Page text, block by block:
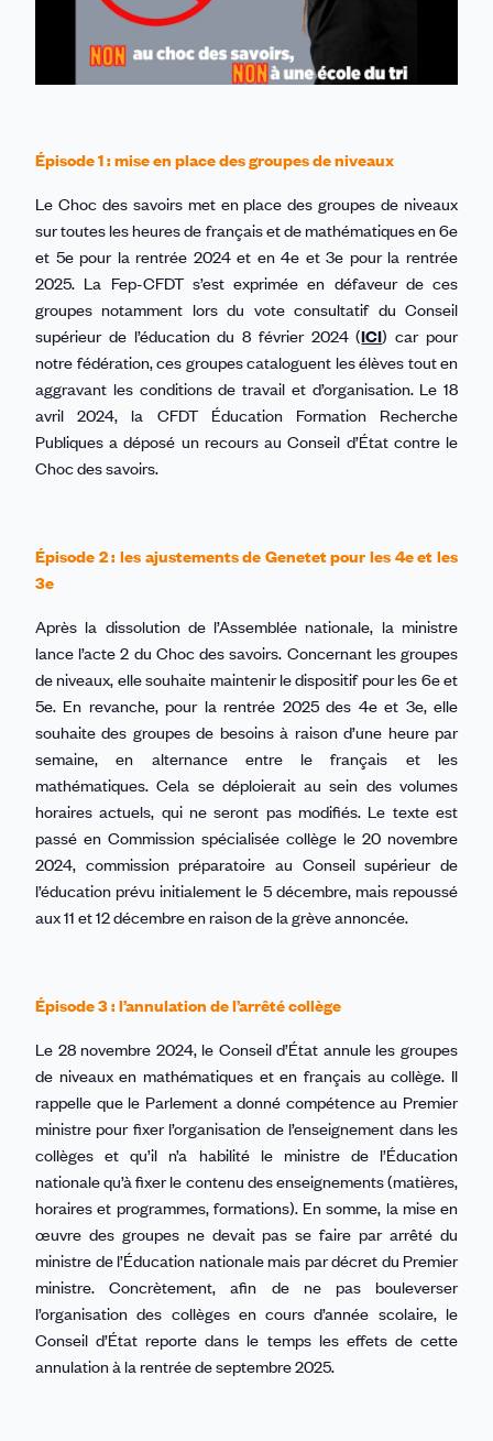
Épisode 1 : mise en place des groupes de niveaux
Le Choc des savoirs met en place des groupes de niveaux
sur toutes les heures de français et de mathématiques en 6e
et 5e pour la rentrée 2024 et en 4e et 3e pour la rentrée
2025. La Fep-CFDT s’est exprimée en défaveur de ces
groupes notamment lors du vote consultatif du Conseil
supérieur de l’éducation du 8 février 2024 (ICI) car pour
notre fédération, ces groupes cataloguent les élèves tout en
aggravant les conditions de travail et d’organisation. Le 18
avril 2024, la CFDT Éducation Formation Recherche
Publiques a déposé un recours au Conseil d’État contre le
Choc des savoirs.
Épisode 2 : les ajustements de Genetet pour les 4e et les
3e
Après la dissolution de l’Assemblée nationale, la ministre
lance l’acte 2 du Choc des savoirs. Concernant les groupes
de niveaux, elle souhaite maintenir le dispositif pour les 6e et
5e. En revanche, pour la rentrée 2025 des 4e et 3e, elle
souhaite des groupes de besoins à raison d’une heure par
semaine, en alternance entre le français et les
mathématiques. Cela se déploierait au sein des volumes
horaires actuels, qui ne seront pas modifiés. Le texte est
passé en Commission spécialisée collège le 20 novembre
2024, commission préparatoire au Conseil supérieur de
l’éducation prévu initialement le 5 décembre, mais repoussé
aux 11 et 12 décembre en raison de la grève annoncée.
Épisode 3 : l’annulation de l’arrêté collège
Le 28 novembre 2024, le Conseil d’État annule les groupes
de niveaux en mathématiques et en français au collège. Il
rappelle que le Parlement a donné compétence au Premier
ministre pour fixer l’organisation de l’enseignement dans les
collèges et qu’il n’a habilité le ministre de l’Éducation
nationale qu’à fixer le contenu des enseignements (matières,
horaires et programmes, formations). En somme, la mise en
œuvre des groupes ne devait pas se faire par arrêté du
ministre de l’Éducation nationale mais par décret du Premier
ministre. Concrètement, afin de ne pas bouleverser
l’organisation des collèges en cours d’année scolaire, le
Conseil d’État reporte dans le temps les effets de cette
annulation à la rentrée de septembre 2025.